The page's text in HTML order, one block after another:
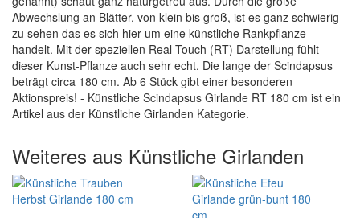
Abwechslung an Blätter, von klein bis groß, ist es ganz schwierig
zu sehen das es sich hier um eine künstliche Rankpflanze
handelt. Mit der speziellen Real Touch (RT) Darstellung fühlt
dieser Kunst-Pflanze auch sehr echt. Die lange der Scindapsus
beträgt circa 180 cm. Ab 6 Stück gibt einer besonderen
Aktionspreis! - Künstliche Scindapsus Girlande RT 180 cm ist ein
Artikel aus der Künstliche Girlanden Kategorie.
Weiteres aus Künstliche Girlanden